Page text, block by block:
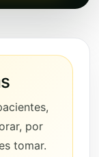
por
tomar.